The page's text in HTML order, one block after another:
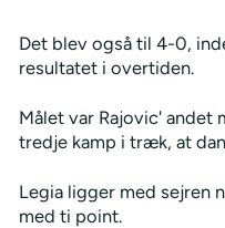
Det blev også til 4-0,
resultatet i overtiden.
Målet var Rajovic' andet
tredje kamp i træk, at
Legia ligger med sejren
med ti point.